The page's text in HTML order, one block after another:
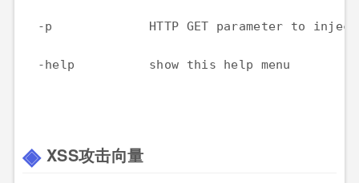
-p             HTTP GET parameter to
-help          show this help menu
XSS攻击向量